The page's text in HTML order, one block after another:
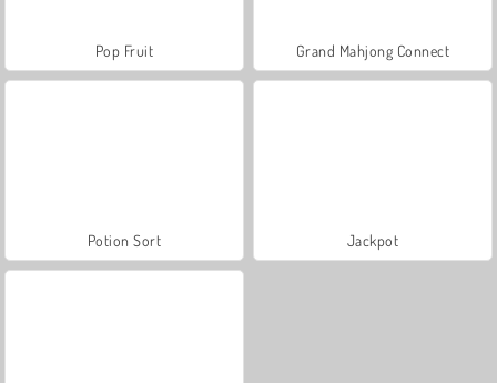
Pop Fruit Grand Mahjong Connect
Potion Sort Jackpot